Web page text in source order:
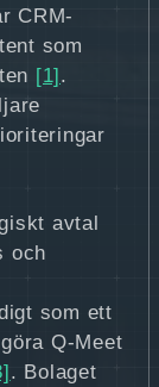
CRM-
som
[1] .
avtal
och
som ett
Q-Meet
. Bolaget